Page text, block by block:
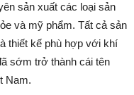
sản xuất các loại sản
và mỹ phẩm. Tất cả sản
thiết kế phù hợp với khí
sớm trở thành cái tên
Nam.